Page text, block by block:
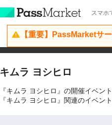
スマホ
【重要】PassMarketサ
キムラ ヨシヒロ
『キムラ ヨシヒロ』の開催イベン
『キムラ ヨシヒロ』関連のイベン